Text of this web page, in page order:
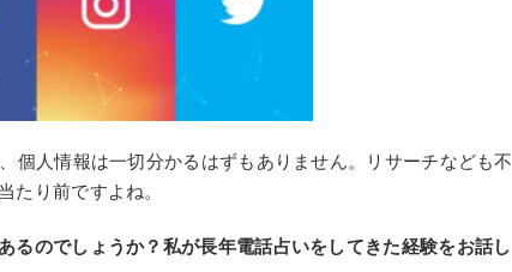
個人情報は一切分かるはずもありません。リサーチなども不
り前ですよね。
るのでしょうか？私が長年電話占いをしてきた経験をお話し